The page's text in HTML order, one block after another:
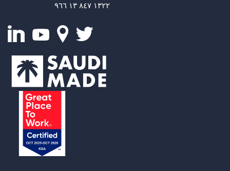
١٣٢٢ ٨٤٧ ١٣ ٩٦٦